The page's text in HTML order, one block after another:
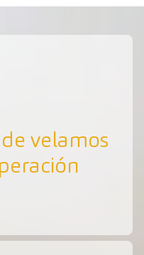
velamos